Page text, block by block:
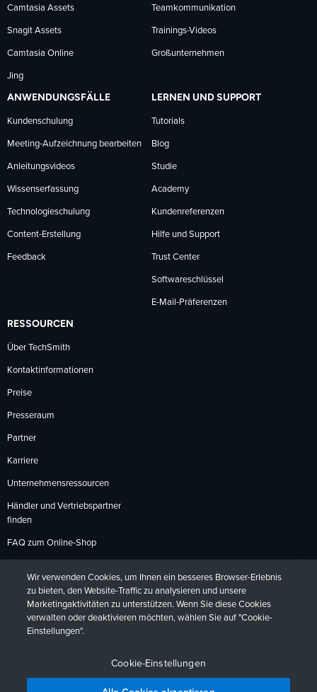
Camtasia Assets
Snagit Assets
Camtasia Online
Jing
Teamkommunikation
Trainings-Videos
Großunternehmen
ANWENDUNGSFÄLLE
Kundenschulung
Meeting-Aufzeichnung bearbeiten
Anleitungsvideos
Wissenserfassung
Technologieschulung
Content-Erstellung
Feedback
LERNEN UND SUPPORT
Tutorials
Blog
Studie
Academy
Kundenreferenzen
Hilfe und Support
Trust Center
Softwareschlüssel
E-Mail-Präferenzen
RESSOURCEN
Über TechSmith
Kontaktinformationen
Preise
Presseraum
Partner
Karriere
Unternehmensressourcen
Händler und Vertriebspartner
finden
FAQ zum Online-Shop
Rückgabebedingungen
DeutschFrançaisEspañol日本語
Wir verwenden Cookies, um Ihnen ein besseres Browser-Erlebnis
zu bieten, den Website-Traffic zu analysieren und unsere
Marketingaktivitäten zu unterstützen. Wenn Sie diese Cookies
verwalten oder deaktivieren möchten, wählen Sie auf "Cookie-
Einstellungen".
Cookie-Einstellungen